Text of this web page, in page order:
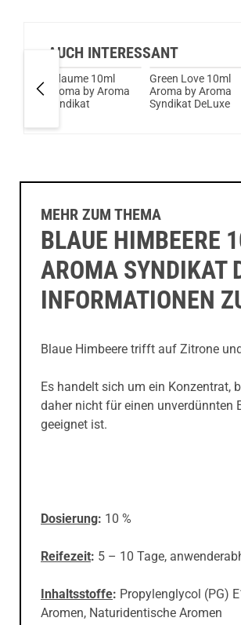
AUCH INTERESSANT
Pflaume 10ml
Aroma by Aroma
Syndikat
Green Love 10ml
Aroma by Aroma
Syndikat DeLuxe
MEHR ZUM THEMA
BLAUE HIMBEERE
AROMA SYNDIKAT
INFORMATIONEN
Blaue Himbeere trifft auf Zitrone
Es handelt sich um ein Konzentrat,
daher nicht für einen unverdünnten
geeignet ist.
Dosierung: 10 %
Reifezeit: 5 – 10 Tage,
Inhaltsstoffe: Propylenglycol (PG)
Aromen, Naturidentische Aromen